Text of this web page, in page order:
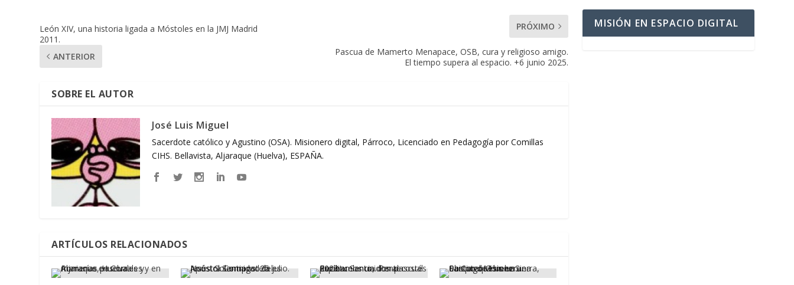
León XIV, una historia ligada a Móstoles en la JMJ Madrid
2011.
ANTERIOR
PRÓXIMO
Pascua de Mamerto Menapace, OSB, cura y religioso amigo.
El tiempo supera al espacio. +6 junio 2025.
SOBRE EL AUTOR
José Luis Miguel
Sacerdote católico y Agustino (OSA). Misionero digital, Párroco, Licenciado en Pedagogía por Comillas
CIHS. Bellavista, Aljaraque (Huelva), ESPAÑA.
ARTÍCULOS RELACIONADOS
MISIÓN EN ESPACIO DIGITAL